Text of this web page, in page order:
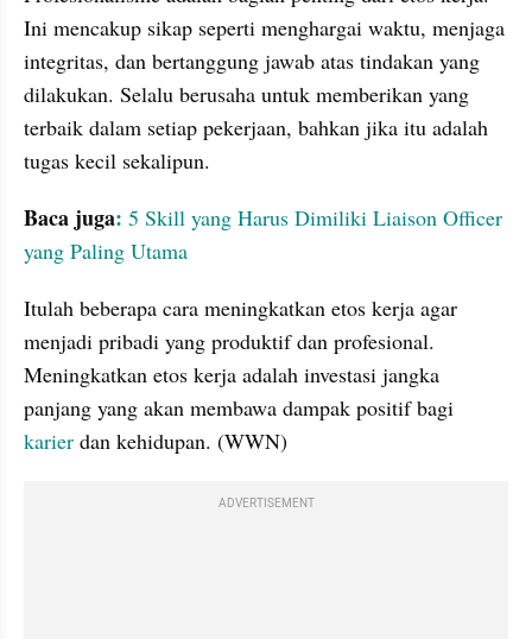
Ini mencakup sikap seperti menghargai waktu, menjaga
integritas, dan bertanggung jawab atas tindakan yang
dilakukan. Selalu berusaha untuk memberikan yang
terbaik dalam setiap pekerjaan, bahkan jika itu adalah
tugas kecil sekalipun.
Baca juga: 5 Skill yang Harus Dimiliki Liaison Officer
yang Paling Utama
Itulah beberapa cara meningkatkan etos kerja agar
menjadi pribadi yang produktif dan profesional.
Meningkatkan etos kerja adalah investasi jangka
karier dan kehidupan. (WWN)
ADVERTISEMENT